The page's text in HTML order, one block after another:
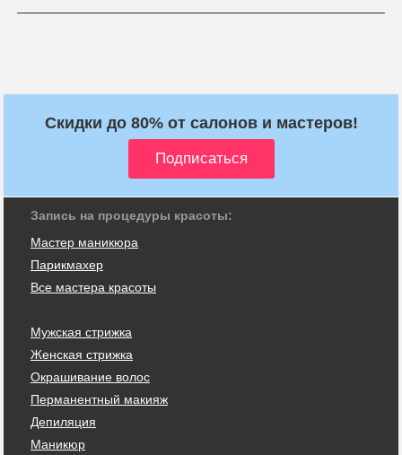
Скидки до 80% от салонов и мастеров!
Запись на процедуры красоты:
Мастер маникюра
Парикмахер
Все мастера красоты
Мужская стрижка
Женская стрижка
Окрашивание волос
Перманентный макияж
Депиляция
Маникюр